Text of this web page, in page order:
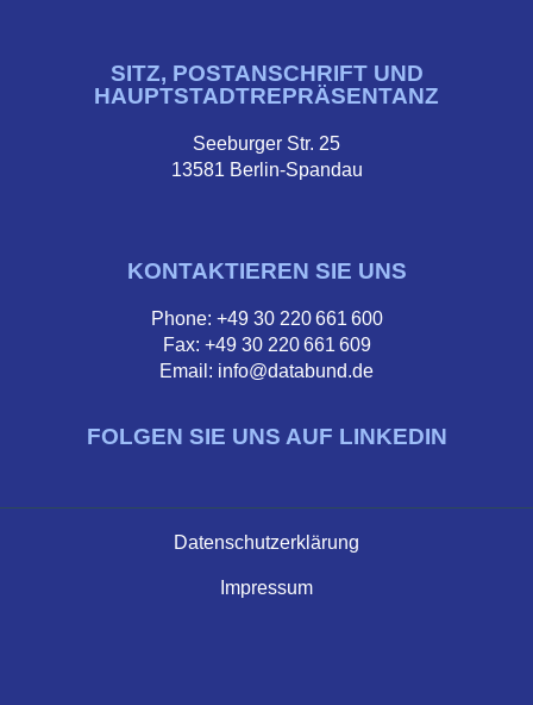
SITZ, POSTANSCHRIFT UND
HAUPTSTADTREPRÄSENTANZ
Seeburger Str. 25
13581 Berlin-Spandau
KONTAKTIEREN SIE UNS
Phone: +49 30 220 661 600
Fax: +49 30 220 661 609
Email: info@databund.de
FOLGEN SIE UNS AUF LINKEDIN
Datenschutzerklärung
Impressum